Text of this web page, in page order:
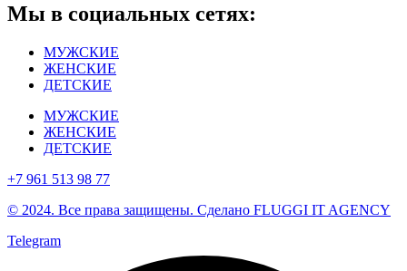
Мы в социальных сетях:
МУЖСКИЕ
ЖЕНСКИЕ
ДЕТСКИЕ
МУЖСКИЕ
ЖЕНСКИЕ
ДЕТСКИЕ
+7 961 513 98 77
© 2024. Все права защищены. Сделано FLUGGI IT AGENCY
Telegram